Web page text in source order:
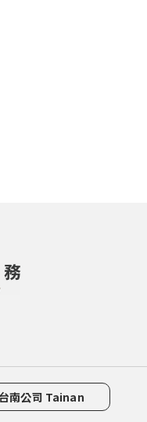
台南公司 Tainan